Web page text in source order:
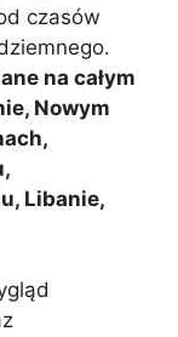
czasów
na całym
Nowym
Libanie,